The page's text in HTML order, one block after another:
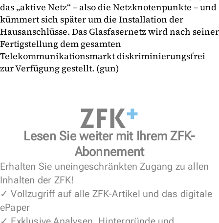
das „aktive Netz“ – also die Netzknotenpunkte – und
kümmert sich später um die Installation der
Hausanschlüsse. Das Glasfasernetz wird nach seiner
Fertigstellung dem gesamten
Telekommunikationsmarkt diskriminierungsfrei
zur Verfügung gestellt. (gun)
Lesen Sie weiter mit Ihrem ZFK-
Abonnement
Erhalten Sie uneingeschränkten Zugang zu allen
Inhalten der ZFK!
✓ Vollzugriff auf alle ZFK-Artikel und das digitale
ePaper